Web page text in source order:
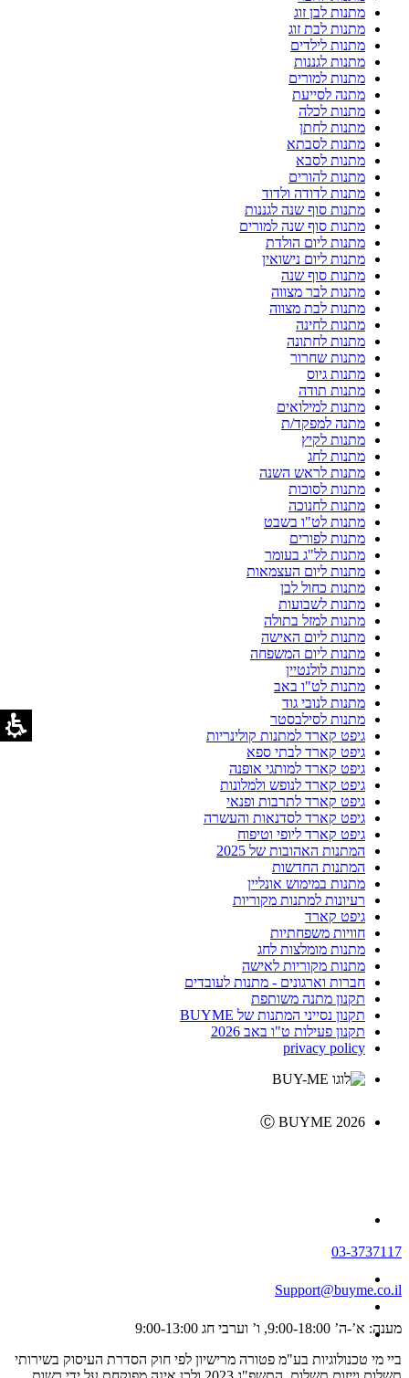
מתנות לבן זוג
מתנות לבת זוג
מתנות לילדים
מתנות לגננות
מתנות למורים
מתנה לסייעת
מתנות לכלה
מתנות לחתן
מתנות לסבתא
מתנות לסבא
מתנות להורים
מתנות לדודה ולדוד
מתנות סוף שנה לגננות
מתנות סוף שנה למורים
מתנות ליום הולדת
מתנות ליום נישואין
מתנות סוף שנה
מתנות לבר מצווה
מתנות לבת מצווה
מתנות לחינה
מתנות לחתונה
מתנות שחרור
מתנות גיוס
מתנות תודה
מתנות למילואים
מתנה למפקד/ת
מתנות לקיץ
מתנות לחג
מתנות לראש השנה
מתנות לסוכות
מתנות לחנוכה
מתנות לט"ו בשבט
מתנות לפורים
מתנות לל"ג בעומר
מתנות ליום העצמאות
מתנות כחול לבן
מתנות לשבועות
מתנות למזל בתולה
מתנות ליום האישה
מתנות ליום המשפחה
מתנות לולנטיין
מתנות לט"ו באב
מתנות לנובי גוד
מתנות לסילבסטר
גיפט קארד למתנות קולינריות
גיפט קארד לבתי ספא
גיפט קארד למותגי אופנה
גיפט קארד לנופש ולמלונות
גיפט קארד לתרבות ופנאי
גיפט קארד לסדנאות והעשרה
גיפט קארד ליופי וטיפוח
המתנות האהובות של 2025
המתנות החדשות
מתנות במימוש אונליין
רעיונות למתנות מקוריות
גיפט קארד
חוויות משפחתיות
מתנות מומלצות לחג
מתנות מקוריות לאישה
חברות וארגונים - מתנות לעובדים
תקנון מתנה משותפת
תקנון נסייני המתנות של BUYME
תקנון פעילות ט"ו באב 2026
privacy policy
Ⓒ BUYME 2026
03-3737117
Support@buyme.co.il
מענה: א’-ה’ 9:00-18:00, ו’ וערבי חג 9:00-13:00
ביי מי טכנולוגיות בע"מ פטורה מרישיון לפי חוק הסדרת העיסוק בשירותי